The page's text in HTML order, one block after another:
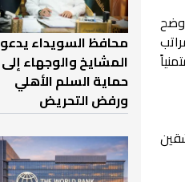
63 قاضيًا من المنشقين
محافظ السويداء يدعو
المشايخ والوجهاء إلى
حماية السلم الأهلي
ورفض التحريض